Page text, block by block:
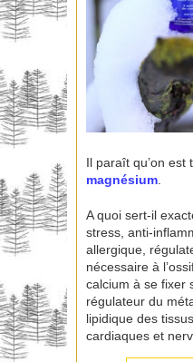
Il paraît qu’on est
magnésium
A quoi sert-il
stress, anti-
allergique,
nécessaire à
calcium à se fixer
régulateur du
lipidique des
cardiaques et